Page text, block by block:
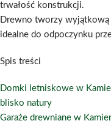
trwałość konstrukcji.
Drewno tworzy
idealne do odpoczynku
Spis treści
Domki letniskowe w
blisko natury
Garaże drewniane w